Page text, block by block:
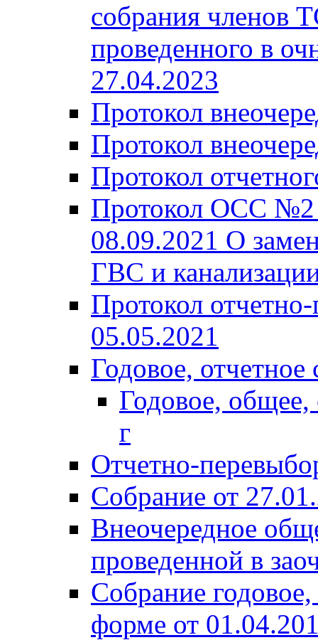
собрания членов
проведенного в
27.04.2023
Протокол
Протокол
Протокол
Протокол ОСС №2
08.09.2021 О
ГВС и
Протокол
05.05.2021
Годовое,
Годовое, общее,
г
Отчетно-
Собрание от
Внеочередное
проведенной в
Собрание
форме от